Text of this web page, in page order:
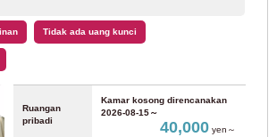
Tidak ada uang kunci
Ruangan
pribadi
Kamar kosong direncanakan
2026-08-15～
40,000yen～
Jalur Hankai
Jalur Kamimachi (3)